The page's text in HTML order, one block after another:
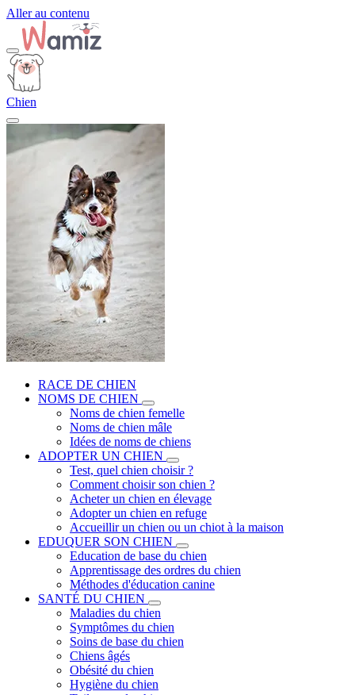
Aller au contenu
Chien
RACE DE CHIEN
NOMS DE CHIEN
Noms de chien femelle
Noms de chien mâle
Idées de noms de chiens
ADOPTER UN CHIEN
Test, quel chien choisir ?
Comment choisir son chien ?
Acheter un chien en élevage
Adopter un chien en refuge
Accueillir un chien ou un chiot à la maison
EDUQUER SON CHIEN
Education de base du chien
Apprentissage des ordres du chien
Méthodes d'éducation canine
SANTÉ DU CHIEN
Maladies du chien
Symptômes du chien
Soins de base du chien
Chiens âgés
Obésité du chien
Hygiène du chien